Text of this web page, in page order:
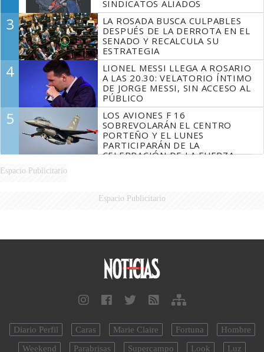
SINDICATOS ALIADOS
3
LA ROSADA BUSCA CULPABLES
DESPUÉS DE LA DERROTA EN EL
SENADO Y RECALCULA SU
ESTRATEGIA
4
LIONEL MESSI LLEGA A ROSARIO
A LAS 20.30: VELATORIO ÍNTIMO
DE JORGE MESSI, SIN ACCESO AL
PÚBLICO
5
LOS AVIONES F 16
SOBREVOLARÁN EL CENTRO
PORTEÑO Y EL LUNES
PARTICIPARÁN DE LA
CELEBRACIÓN DE LA FUERZA
Espacio Publicitario
Espacio Publicitario
Diario Perfil Caras Marie Claire Fortuna
Hombre
Weekend
Parabrisas Supercampo Look Luz